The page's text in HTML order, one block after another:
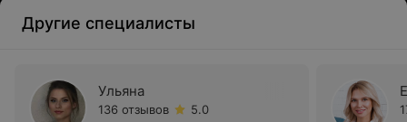
Другие специалисты
Ульяна
136 отзывов 5.0